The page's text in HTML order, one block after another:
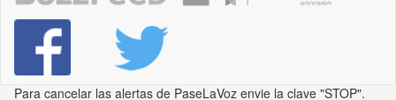
Para cancelar las alertas de PaseLaVoz envie la clave "STOP".